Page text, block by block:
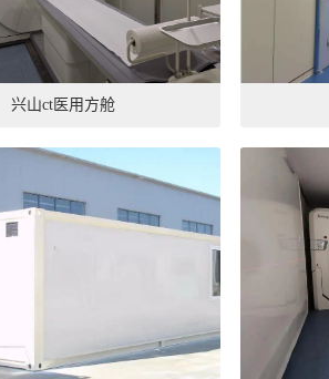
兴山ct医用方舱